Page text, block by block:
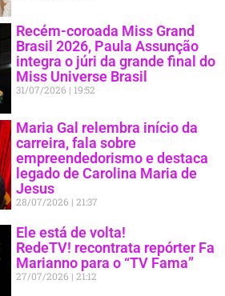
Recém-coroada Miss Grand
Brasil 2026, Paula Assunção
integra o júri da grande final do
Miss Universe Brasil
31/07/2026 19:52
Maria Gal relembra início da
carreira, fala sobre
empreendedorismo e destaca
legado de Carolina Maria de
Jesus
28/07/2026 21:37
Ele está de volta!
RedeTV! recontrata repórter Fa
Marianno para o “TV Fama”
27/07/2026 21:12